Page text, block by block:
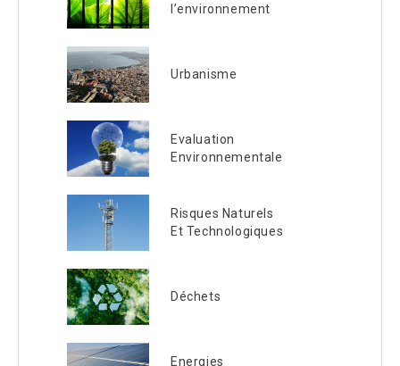
l’environnement
Urbanisme
Evaluation
Environnementale
Risques Naturels
Et Technologiques
Déchets
Energies